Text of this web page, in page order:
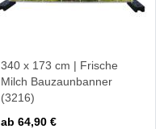
340 x 173 cm | Frische
Milch Bauzaunbanner
(3216)
ab 64,90 €